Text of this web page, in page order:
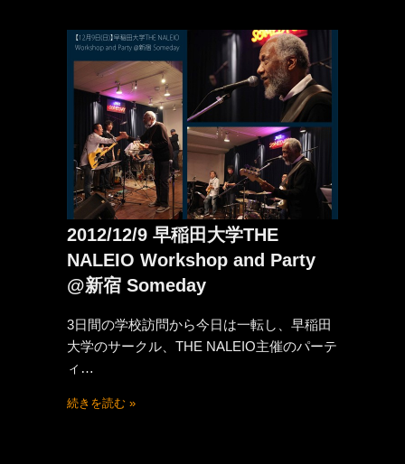
2012/12/9 早稲田大学THE
NALEIO Workshop and Party
@新宿 Someday
3日間の学校訪問から今日は一転し、早稲田
大学のサークル、THE NALEIO主催のパーテ
ィ…
続きを読む »